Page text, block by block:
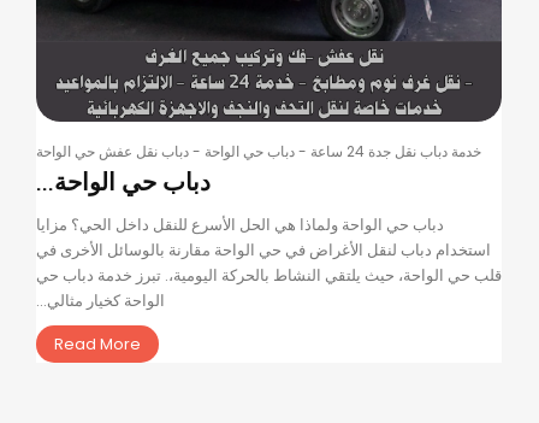
خدمة دباب نقل جدة 24 ساعة -دباب حي الواحة -دباب نقل عفش حي الواحة
دباب حي الواحة...
دباب حي الواحة ولماذا هي الحل الأسرع للنقل داخل الحي؟ مزايا
استخدام دباب لنقل الأغراض في حي الواحة مقارنة بالوسائل الأخرى في
قلب حي الواحة، حيث يلتقي النشاط بالحركة اليومية،. تبرز خدمة دباب حي
الواحة كخيار مثالي...
Read More